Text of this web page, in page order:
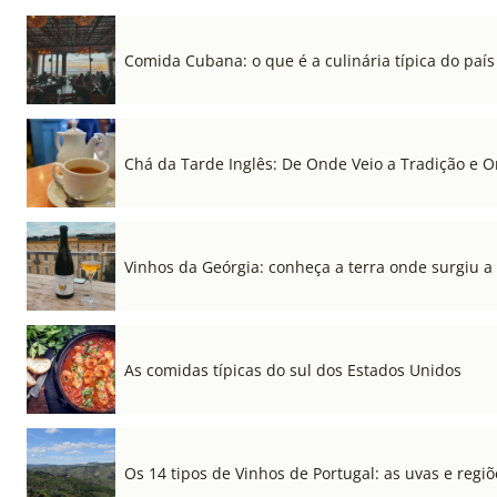
Comida Cubana: o que é a culinária típica do país
Chá da Tarde Inglês: De Onde Veio a Tradição e
Vinhos da Geórgia: conheça a terra onde surgiu
As comidas típicas do sul dos Estados Unidos
Os 14 tipos de Vinhos de Portugal: as uvas e